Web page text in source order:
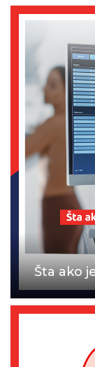
Šta ako